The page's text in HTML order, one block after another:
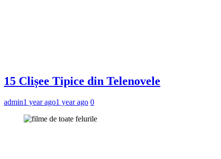
15 Clișee Tipice din Telenovele
admin1 year ago1 year ago 0